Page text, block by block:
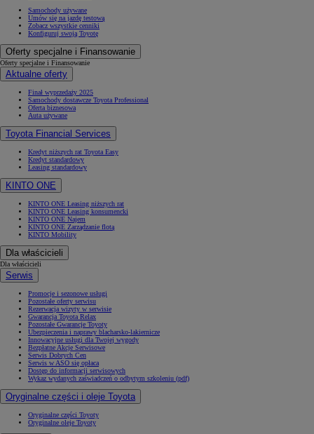
Samochody używane
Umów się na jazdę testową
Zobacz wszystkie cenniki
Konfiguruj swoją Toyotę
Oferty specjalne i Finansowanie
Oferty specjalne i Finansowanie
Aktualne oferty
Finał wyprzedaży 2025
Samochody dostawcze Toyota Professional
Oferta biznesowa
Auta używane
Toyota Financial Services
Kredyt niższych rat Toyota Easy
Kredyt standardowy
Leasing standardowy
KINTO ONE
KINTO ONE Leasing niższych rat
KINTO ONE Leasing konsumencki
KINTO ONE Najem
KINTO ONE Zarządzanie flotą
KINTO Mobility
Dla właścicieli
Dla właścicieli
Serwis
Promocje i sezonowe usługi
Pozostałe oferty serwisu
Rezerwacja wizyty w serwisie
Gwarancja Toyota Relax
Pozostałe Gwarancje Toyoty
Ubezpieczenia i naprawy blacharsko-lakiernicze
Innowacyjne usługi dla Twojej wygody
Bezpłatne Akcje Serwisowe
Serwis Dobrych Cen
Serwis w ASO się opłaca
Dostęp do informacji serwisowych
Wykaz wydanych zaświadczeń o odbytym szkoleniu (pdf)
Oryginalne części i oleje Toyota
Oryginalne części Toyoty
Oryginalne oleje Toyoty